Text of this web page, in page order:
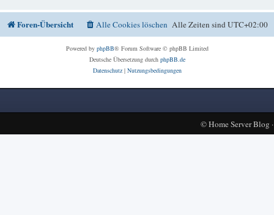
Foren-Übersicht Alle Zeiten sindUTC+02:00
Alle Cookies löschen
Powered by phpBB® Forum Software © phpBB Limited
Deutsche Übersetzung durch phpBB.de
Datenschutz| Nutzungsbedingungen
©Home Server Blog